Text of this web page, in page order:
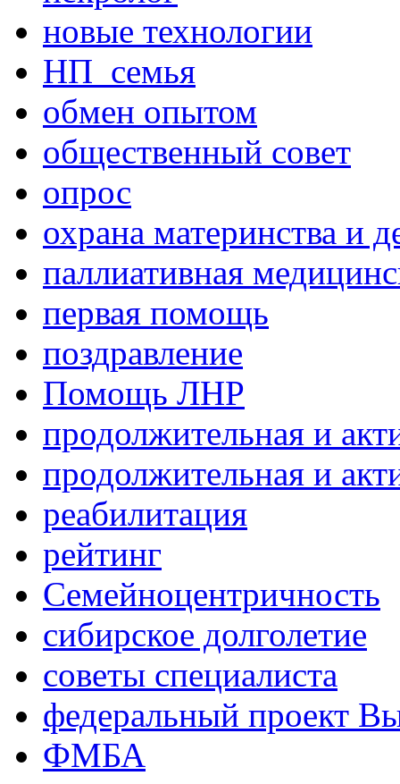
новые технологии
НП_семья
обмен опытом
общественный совет
опрос
охрана материнства и
паллиативная
первая помощь
поздравление
Помощь ЛНР
продолжительная и
продолжительная и
реабилитация
рейтинг
Семейноцентричность
сибирское долголетие
советы специалиста
федеральный проект
ФМБА